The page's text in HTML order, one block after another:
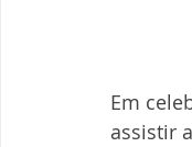
Em
assistir